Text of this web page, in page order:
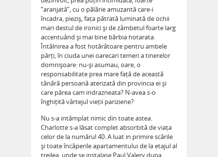
“aranjată”, cu o pălărie amuzantă care-i
încadra, pieziș, fața pătrată luminată de ochii
mari destul de ironici și de zâmbetul foarte larg
accentuând și mai bine bărbia hotarata.
Întâlnirea a fost hotărâtoare pentru ambele
părți, în ciuda unei oarecari temeri a tinerelor
domnișoare: nu-și asumau, oare, o
responsabilitate prea mare față de această
tânără persoană aterizată din provincia ei și
care părea cam indrazneata? N-avea s-o
înghițită vârtejul vieții pariziene?
Nu s-a intâmplat nimic din toate astea.
Charlotte s-a lăsat complet absorbită de viața
celor de la numărul 40. A luat in primire scările
și toate încăperile apartamentului de la etajul al